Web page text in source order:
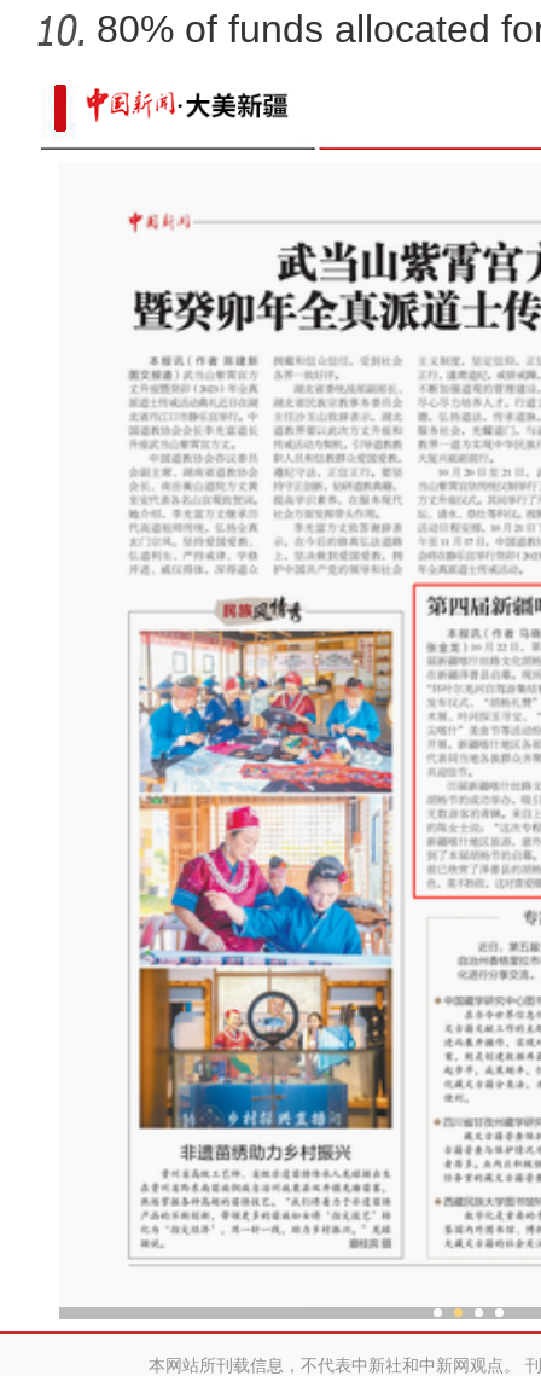
新疆兵团：朽木变工艺品
80% of funds allocated
本网站所刊载信息，不代表中新社和中新网观点。